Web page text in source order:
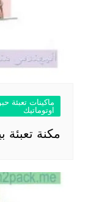
ماكينات تعبئة
اوتوماتيك
مكنة تعبئة